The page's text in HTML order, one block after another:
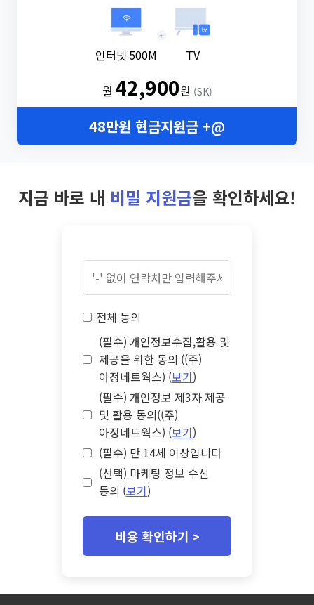
인터넷 500M
+
TV
월 42,900원 (SK)
48만원 현금지원금 +@
지금 바로 내 비밀 지원금을 확인하세요!
전체 동의
(필수) 개인정보수집,활용 및
제공을 위한 동의 ((주)
아정네트웍스) (보기)
(필수) 개인정보 제3자 제공
및 활용 동의((주)
아정네트웍스) (보기)
(필수) 만 14세 이상입니다
(선택) 마케팅 정보 수신
동의 (보기)
비용 확인하기 >